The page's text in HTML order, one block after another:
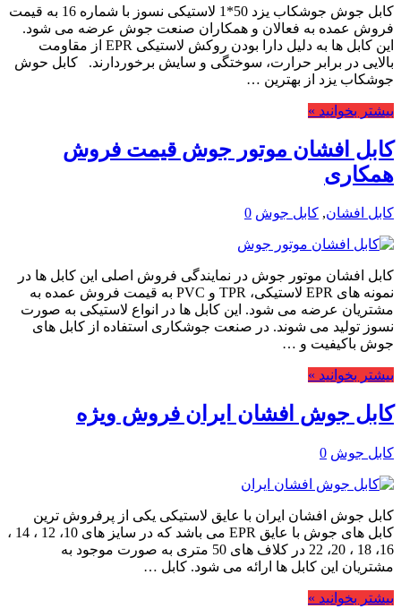
کابل جوش جوشکاب یزد 50*1 لاستیکی نسوز با شماره 16 به قیمت
فروش عمده به فعالان و همکاران صنعت جوش عرضه می شود.
این کابل ها به دلیل دارا بودن روکش لاستیکی EPR از مقاومت
بالایی در برابر حرارت، سوختگی و سایش برخوردارند. کابل حوش
جوشکاب یزد از بهترین …
بیشتر بخوانید »
کابل افشان موتور جوش قیمت فروش
همکاری
کابل افشان, کابل جوش 0
کابل افشان موتور جوش در نمایندگی فروش اصلی این کابل ها در
نمونه های EPR لاستیکی، TPR و PVC به قیمت فروش عمده به
مشتریان عرضه می شود. این کابل ها در انواع لاستیکی به صورت
نسوز تولید می شوند. در صنعت جوشکاری استفاده از کابل های
جوش باکیفیت و …
بیشتر بخوانید »
کابل جوش افشان ایران فروش ویژه
کابل جوش 0
کابل جوش افشان ایران با عایق لاستیکی یکی از پرفروش ترین
کابل های جوش با عایق EPR می باشد که در سایز های 10، 12 ، 14 ،
16، 18 ، 20، 22 در کلاف های 50 متری به صورت موجود به
مشتریان این کابل ها ارائه می شود. کابل …
بیشتر بخوانید »